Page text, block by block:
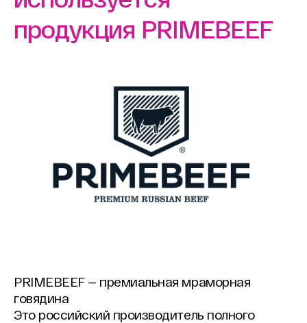
продукция PRIMEBEEF
PRIMEBEEF — премиальная мраморная
говядина
Это российский производитель полного